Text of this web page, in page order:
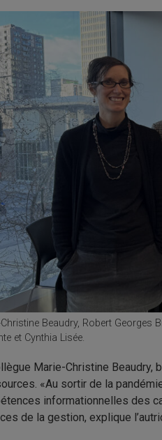
Beaudry, Robert Georges
et Cynthia Lisée.
Marie-Christine Beaudry,
«Au sortir de la
informationnelles des
de la gestion, explique